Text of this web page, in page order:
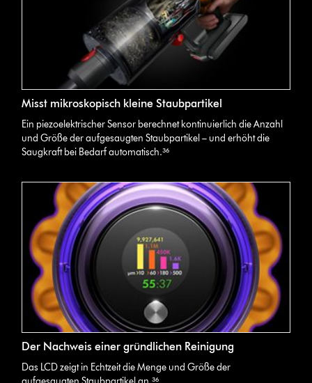
Misst mikroskopisch kleine Staubpartikel
Ein piezoelektrischer Sensor berechnet kontinuierlich die Anzahl
und Größe der aufgesaugten Staubpartikel – und erhöht die
Saugkraft bei Bedarf automatisch.³⁶
Der Nachweis einer gründlichen Reinigung
Das LCD zeigt in Echtzeit die Menge und Größe der